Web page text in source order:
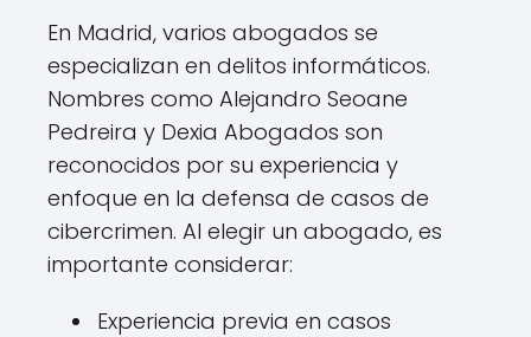
En Madrid, varios abogados se
especializan en delitos informáticos.
Nombres como Alejandro Seoane
Pedreira y Dexia Abogados son
reconocidos por su experiencia y
enfoque en la defensa de casos de
cibercrimen. Al elegir un abogado, es
importante considerar:
Experiencia previa en casos